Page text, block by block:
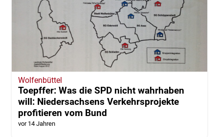
Wolfenbüttel
Toepffer: Was die SPD nicht wahrhaben
will: Niedersachsens Verkehrsprojekte
profitieren vom Bund
vor 14 Jahren